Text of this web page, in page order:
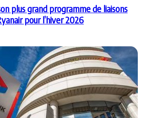
plus grand programme de liaisons
pour l’hiver 2026